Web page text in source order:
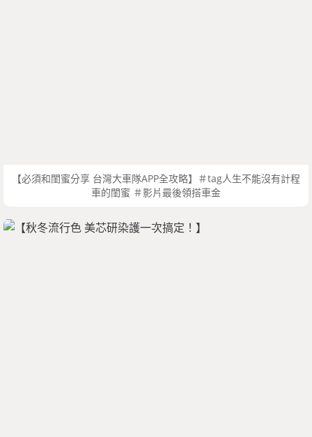
【必須和閨蜜分享 台灣大車隊APP全攻略】＃tag人生不能沒有計程
車的閨蜜 ＃影片最後領搭車金